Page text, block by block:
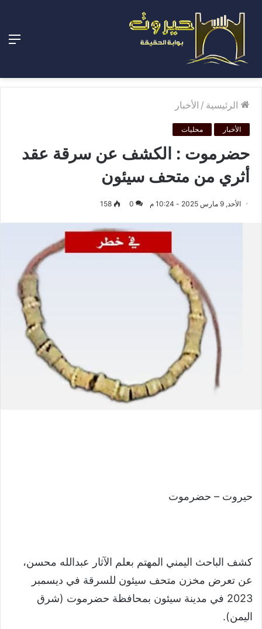
الرئيسية / الأخبار
الأخبار محليات
حضرموت : الكشف عن سرقة عقد
أثري من متحف سيئون
الأحد, 9 مارس 2025 - 10:24 م 0
158
حيروت – حضرموت
كشف الباحث اليمني المهتم بعلم الآثار عبدالله محسن،
عن تعرض مخزن متحف سيئون للسرقة في ديسمبر
2023 في مدينة سيئون بمحافظة حضرموت (شرق
اليمن).